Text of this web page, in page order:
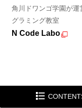
角川ドワンゴ学園が運
グラミング教室
N Code Labo